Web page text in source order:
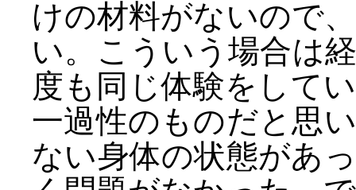
けの材料がないので
い。こういう場合は
度も同じ体験をして
一過性のものだと思
ない身体の状態があ